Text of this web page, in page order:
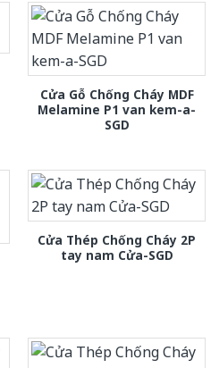
Cửa Gỗ Chống Cháy MDF
Melamine P1 van kem-a-
SGD
Cửa Thép Chống Cháy 2P
tay nam Cửa-SGD